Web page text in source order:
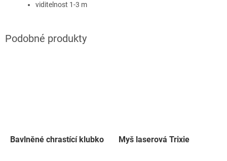
viditelnost 1-3 m
Bavlněné chrastící klubko Myš laserová Trixie